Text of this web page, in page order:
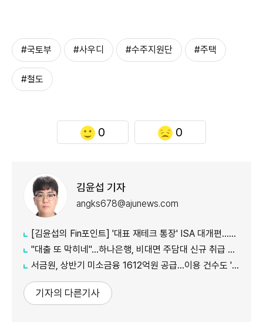
#국토부 #사우디 #수주지원단 #주택
#철도
0 0
김윤섭 기자
angks678@ajunews.com
[김윤섭의 Fin포인트] '대표 재테크 통장' ISA 대개편…나에게 맞는 전략은?
"대출 또 막히네"…하나은행, 비대면 주담대 신규 취급 중단
서금원, 상반기 미소금융 1612억원 공급…이용 건수도 '역대 최대'
기자의 다른기사